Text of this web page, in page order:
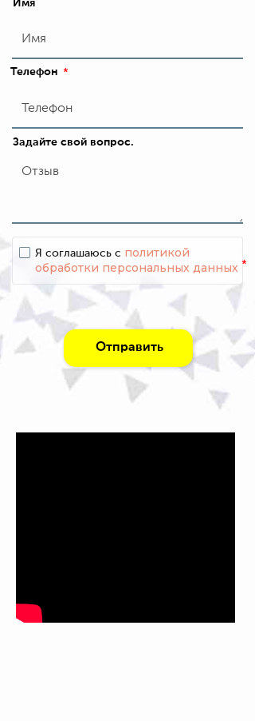
Имя
Телефон *
Задайте свой вопрос.
Я соглашаюсь с политикой
обработки персональных данных *
Отправить